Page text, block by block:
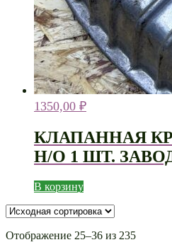
1350,00 ₽
КЛАПАННАЯ
Н/О 1 ШТ.
В корзину
Отображение 25–36 из 235